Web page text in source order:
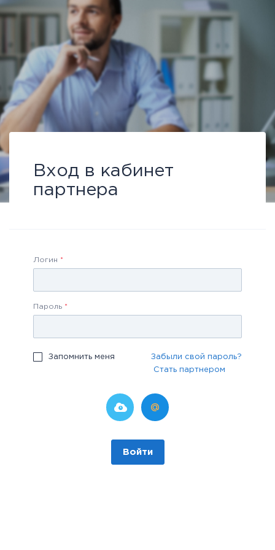
Вход в кабинет
партнера
Логин *
Пароль *
Запомнить меня
Забыли свой пароль?
Стать партнером
Войти